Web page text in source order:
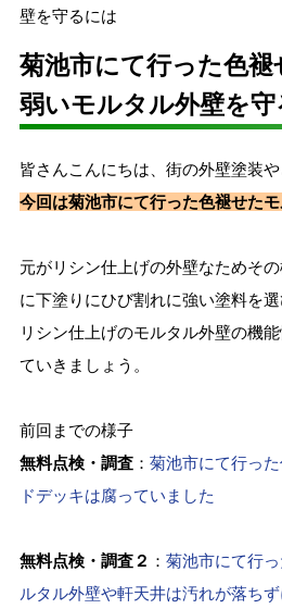
壁を守るには
菊池市にて行った色
弱いモルタル外壁を
皆さんこんにちは、街の外壁塗装や
今回は菊池市にて行った色褪せた
元がリシン仕上げの外壁なためそ
に下塗りにひび割れに強い塗料を選
リシン仕上げのモルタル外壁の機
ていきましょう。
前回までの様子
無料点検・調査： 菊池市にて行っ
ドデッキは腐っていました
無料点検・調査２ ： 菊池市にて行
ルタル外壁や軒天井は汚れが落ち